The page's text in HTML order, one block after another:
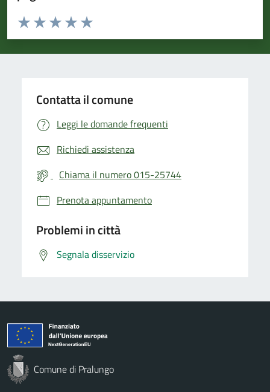
Valuta da 1 a 5 stelle la pagina
Valuta 5 stelle su 5
Valuta 4 stelle su 5
Valuta 3 stelle su 5
Valuta 2 stelle su 5
Valuta 1 stelle su 5
Contatta il comune
Leggi le domande frequenti
Richiedi assistenza
Chiama il numero 015-25744
Prenota appuntamento
Problemi in città
Segnala disservizio
Comune di Pralungo